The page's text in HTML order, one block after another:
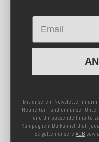
Email
Mit unserem Newsletter
Neuheiten rund um unser
und dir passende Inhalte
Kampagnen. Du kannst dich
Es gelten unsere AGB